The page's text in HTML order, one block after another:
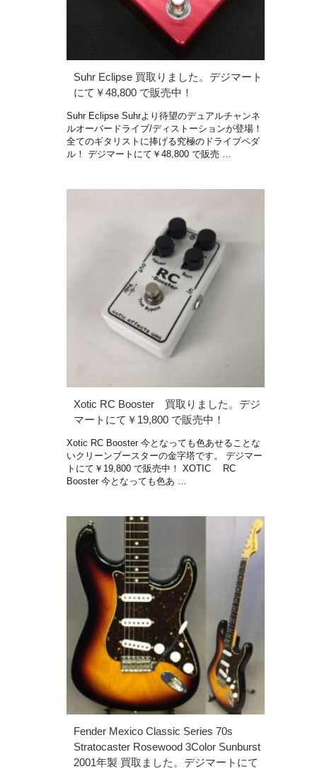
Suhr Eclipse 買取りました。デジマート
にて￥48,800 で販売中！
Suhr Eclipse Suhrより待望のデュアルチャンネ
ルオーバードライブ/ディストーションが登場！
全てのギタリストに捧げる究極のドライブペダ
ル！ デジマートにて￥48,800 で販売 …
Xotic RC Booster 買取りました。デジ
マートにて￥19,800 で販売中！
Xotic RC Booster 今となっても色あせることな
いクリーンブースターの金字塔です。 デジマー
トにて￥19,800 で販売中！ XOTIC RC
Booster 今となっても色あ …
Fender Mexico Classic Series 70s
Stratocaster Rosewood 3Color Sunburst
2001年製 買取ました。デジマートにて